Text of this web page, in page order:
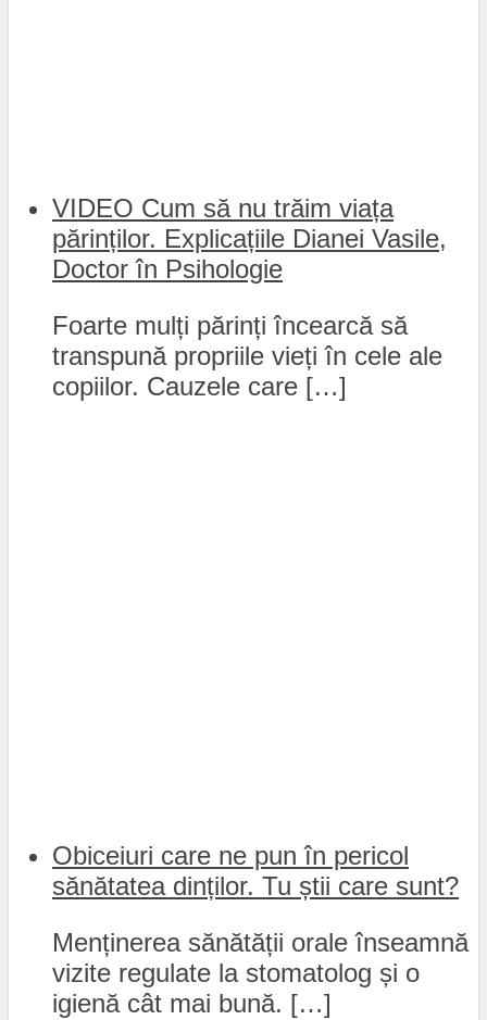
VIDEO Cum să nu trăim viața
părinților. Explicațiile Dianei Vasile,
Doctor în Psihologie
Foarte mulți părinți încearcă să
transpună propriile vieți în cele ale
copiilor. Cauzele care […]
Obiceiuri care ne pun în pericol
sănătatea dinților. Tu știi care sunt?
Menținerea sănătății orale înseamnă
vizite regulate la stomatolog și o
igienă cât mai bună. […]